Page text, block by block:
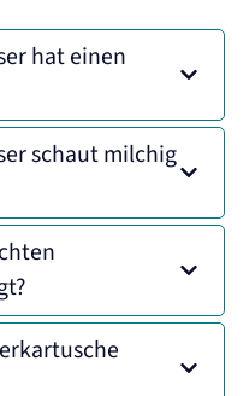
hat einen
schaut milchig